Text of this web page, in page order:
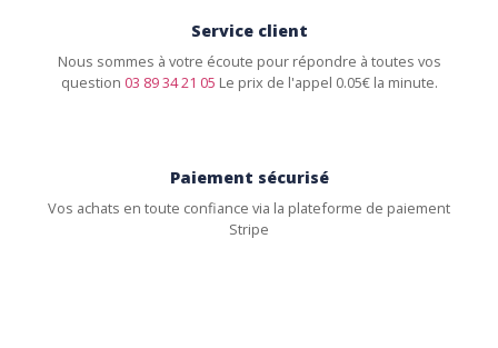
Service client
Nous sommes à votre écoute pour répondre à toutes vos
question 03 89 34 21 05 Le prix de l'appel 0.05€ la minute.
Paiement sécurisé
Vos achats en toute confiance via la plateforme de paiement
Stripe